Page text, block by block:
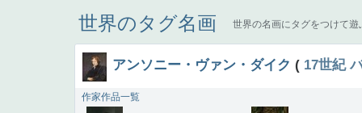
世界のタグ名画 世界の名画にタグをつけて遊
アンソニー・ヴァン・ダイク ( 17世紀
作家作品一覧